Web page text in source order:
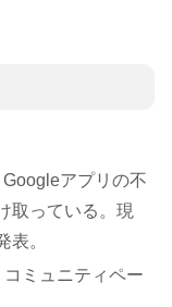
アプリの不
取っている。現
表。
ミュニティペー